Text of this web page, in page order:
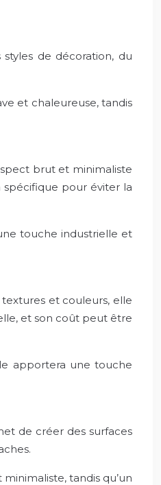
de décoration, du
et chaleureuse, tandis
brut et minimaliste
pour éviter la
touche industrielle et
et couleurs, elle
et son coût peut être
apportera une touche
de créer des surfaces
tandis qu’un